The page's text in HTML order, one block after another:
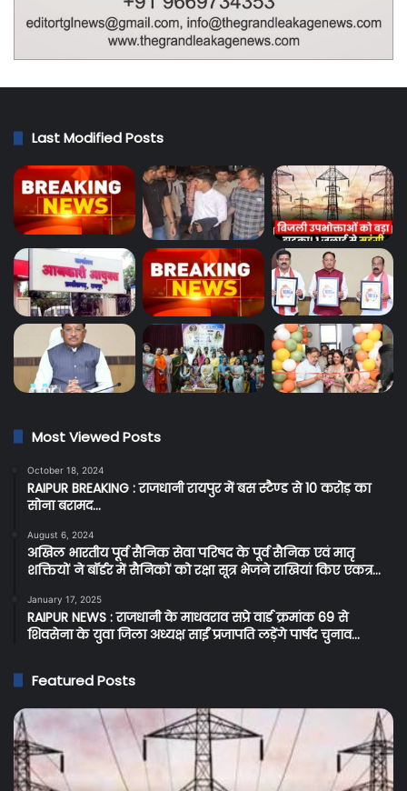
Last Modified Posts
Most Viewed Posts
October 18, 2024
RAIPUR BREAKING : राजधानी रायपुर में बस स्टैण्ड से 10 करोड़ का
सोना बरामद…
August 6, 2024
अखिल भारतीय पूर्व सैनिक सेवा परिषद के पूर्व सैनिक एवं मातृ
शक्तियों ने बॉर्डर में सैनिकों को रक्षा सूत्र भेजने राखियां किए एकत्र…
January 17, 2025
RAIPUR NEWS : राजधानी के माधवराव सप्रे वार्ड क्रमांक 69 से
शिवसेना के युवा जिला अध्यक्ष साईं प्रजापति लड़ेंगे पार्षद चुनाव…
Featured Posts
Cg
Breaking:
प्रदेश
के
: